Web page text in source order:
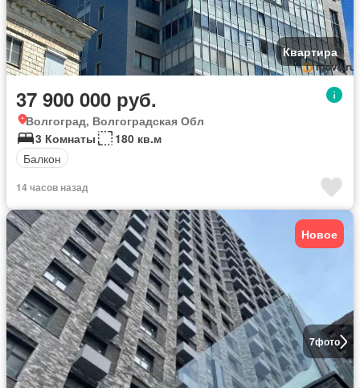
Квартира
37 900 000 руб.
Волгоград, Волгоградская Обл
3 Комнаты
180 кв.м
Балкон
14 часов назад
7фото
Новое